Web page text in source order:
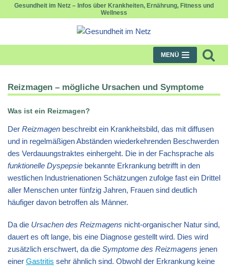
Gesundheit im Netz – Infos über Krankheiten, Ernährung, Fitness und
Wellness
MENÜ
Reizmagen – mögliche Ursachen und Symptome
Was ist ein Reizmagen?
Der Reizmagen beschreibt ein Krankheitsbild, das mit diffusen
und in regelmäßigen Abständen wiederkehrenden Beschwerden
des Verdauungstraktes einhergeht. Die in der Fachsprache als
funktionelle Dyspepsie bekannte Erkrankung betrifft in den
westlichen Industrienationen Schätzungen zufolge fast ein Drittel
aller Menschen unter fünfzig Jahren, Frauen sind deutlich
häufiger davon betroffen als Männer.
Da die Ursachen des Reizmagens nicht-organischer Natur sind,
dauert es oft lange, bis eine Diagnose gestellt wird. Dies wird
zusätzlich erschwert, da die Symptome des Reizmagens jenen
einer Gastritis sehr ähnlich sind. Obwohl der Erkrankung keine